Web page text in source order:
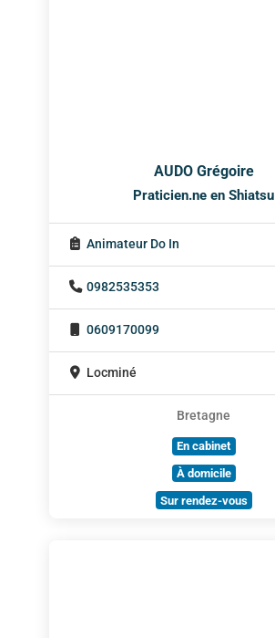
AUDO Grégoire
Praticien.ne en Shiatsu
Animateur Do In
0982535353
0609170099
Locminé
Bretagne
En cabinet
À domicile
Sur rendez-vous